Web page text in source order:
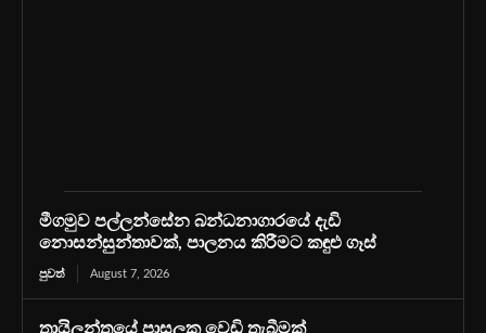
මීගමුව පල්ලන්සේන බන්ධනාගාරයේ දැඩි
නොසන්සුන්තාවක්, පාලනය කිරීමට කඳුළු ගෑස්
පුවත් August 7, 2026
තායිලන්තයේ පාසලක වෙඩි තැබීමක්